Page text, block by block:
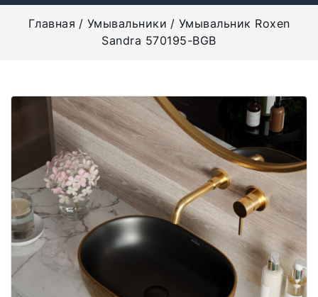
Главная Умывальники
Умывальник Roxen
Sandra 570195-BGB